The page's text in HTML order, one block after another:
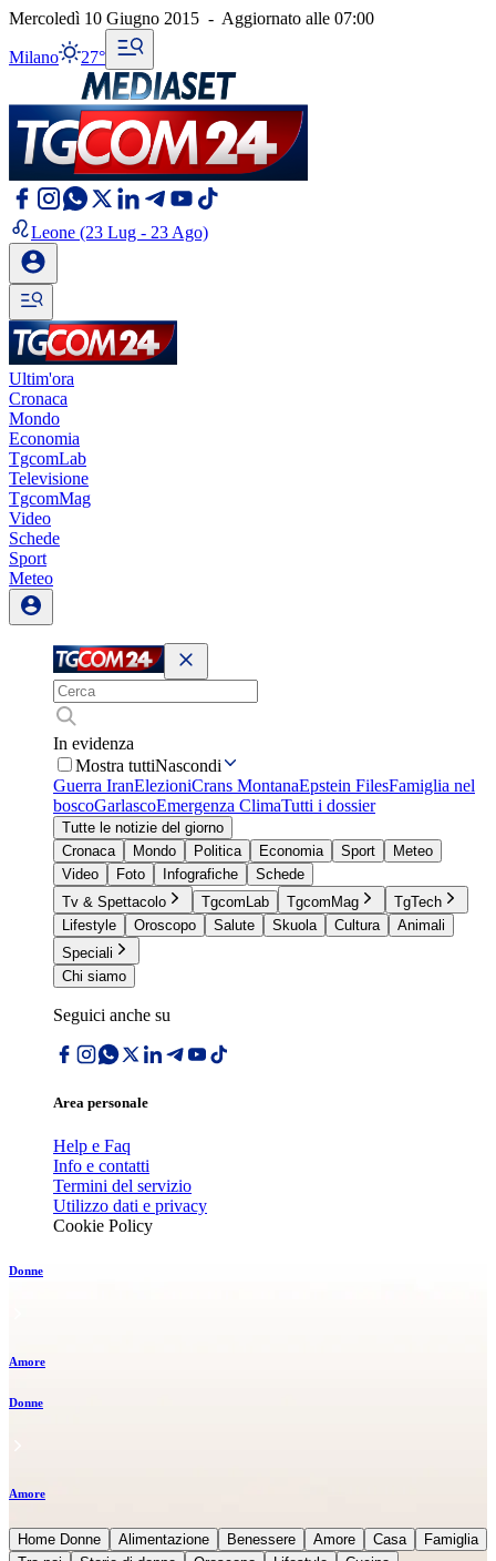
Mercoledì 10 Giugno 2015 - Aggiornato alle 07:00
Milano 27°
Leone (23 Lug - 23 Ago)
Ultim'ora
Cronaca
Mondo
Economia
TgcomLab
Televisione
TgcomMag
Video
Schede
Sport
Meteo
In evidenza
Mostra tuttiNascondi
Guerra IranElezioniCrans MontanaEpstein FilesFamiglia nel
boscoGarlascoEmergenza ClimaTutti i dossier
Tutte le notizie del giorno
Cronaca
Mondo Politica Economia Sport
Meteo
Video
Foto Infografiche
Schede
Tv & Spettacolo
TgcomLab TgcomMag
TgTech
Lifestyle
Oroscopo Salute Skuola Cultura
Animali
Speciali
Chi siamo
Seguici anche su
Area personale
Help e Faq
Info e contatti
Termini del servizio
Utilizzo dati e privacy
Cookie Policy
Donne
Amore
Donne
Amore
Home Donne Alimentazione Benessere Amore Casa
Famiglia